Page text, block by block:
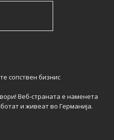
сопствен бизнис
Веб-страната е наменета
и живеат во Германија.